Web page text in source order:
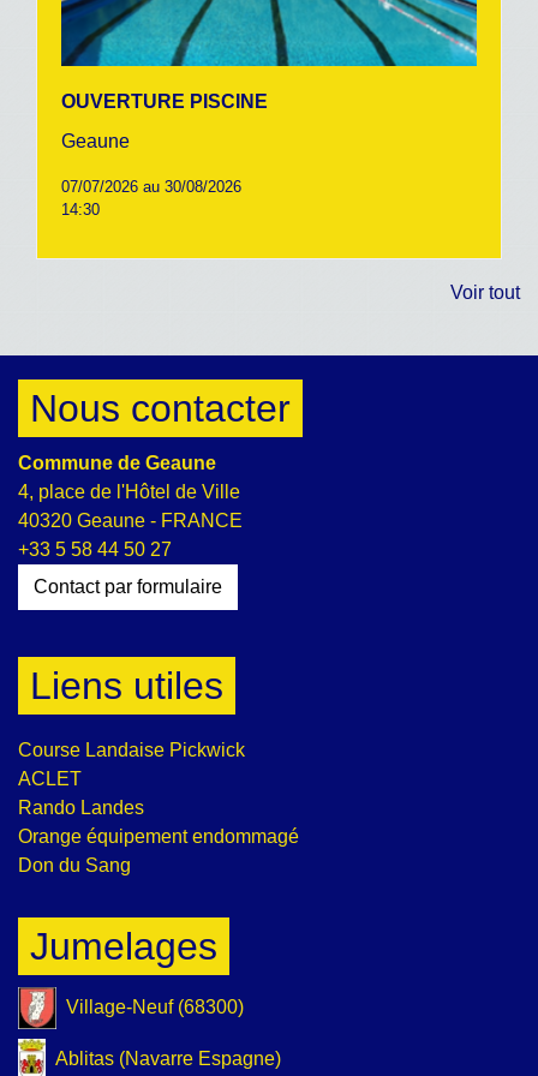
OUVERTURE PISCINE
Geaune
07/07/2026 au 30/08/2026
14:30
Voir tout
Nous contacter
Commune de Geaune
4, place de l'Hôtel de Ville
40320 Geaune - FRANCE
+33 5 58 44 50 27
Contact par formulaire
Liens utiles
Course Landaise Pickwick
ACLET
Rando Landes
Orange équipement endommagé
Don du Sang
Jumelages
Village-Neuf (68300)
Ablitas (Navarre Espagne)